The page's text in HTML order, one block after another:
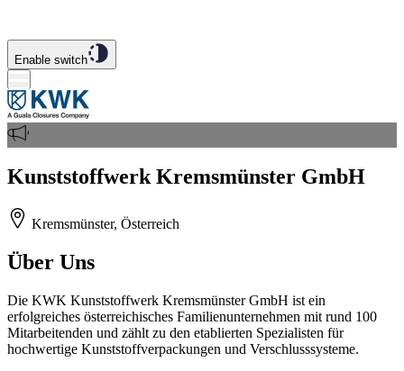
Enable switch
Kunststoffwerk Kremsmünster GmbH
Kremsmünster, Österreich
Über Uns
Die KWK Kunststoffwerk Kremsmünster GmbH ist ein
erfolgreiches österreichisches Familienunternehmen mit rund 100
Mitarbeitenden und zählt zu den etablierten Spezialisten für
hochwertige Kunststoffverpackungen und Verschlusssysteme.